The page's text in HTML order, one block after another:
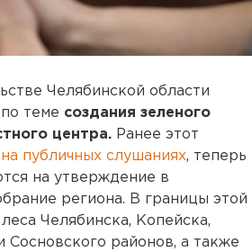
Челябинской области
теме создания зеленого
центра. Ранее этот
на публичных слушаниях, теперь
на утверждение в
региона. В границы этой
Челябинска, Копейска,
Сосновского районов, а также